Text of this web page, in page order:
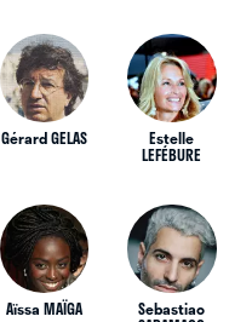
Gérard GELAS Estelle
LEFÉBURE
Aïssa MAÏGA Sebastiao